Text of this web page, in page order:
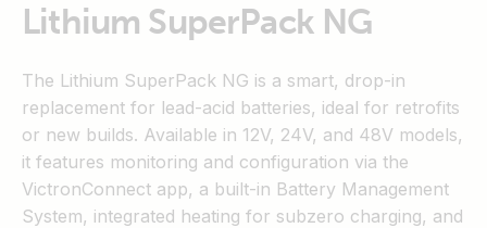
Multiplus-
Orion
SmartShunt
Multiplus-
Orion
SmartShunt
Lithium SuperPack NG
The Lithium SuperPack NG is a smart, drop-in
replacement for lead-acid batteries, ideal for retrofits
or new builds. Available in 12V, 24V, and 48V models,
it features monitoring and configuration via the
VictronConnect app, a built-in Battery Management
System, integrated heating for subzero charging, and